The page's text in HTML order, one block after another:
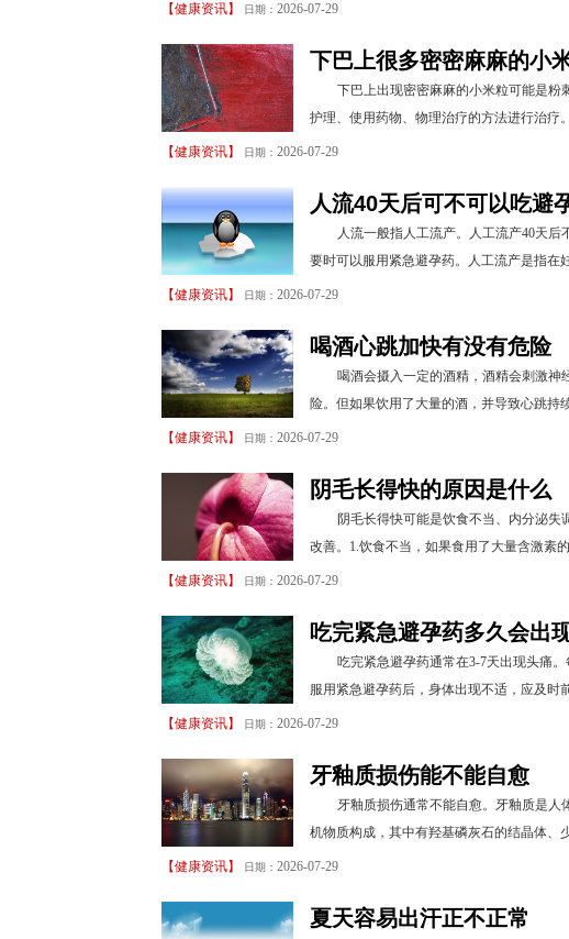
【健康资讯】 日期： 2026-07-29
下巴上很多密密麻麻的小
下巴上出现密密麻麻的小米粒可能是粉
护理、使用药物、物理治疗的方法进行治疗
【健康资讯】 日期： 2026-07-29
人流40天后可不可以吃避
人流一般指人工流产。人工流产40天
要时可以服用紧急避孕药。人工流产是指在
【健康资讯】 日期： 2026-07-29
喝酒心跳加快有没有危险
喝酒会摄入一定的酒精，酒精会刺激神
险。但如果饮用了大量的酒，并导致心跳持
【健康资讯】 日期： 2026-07-29
阴毛长得快的原因是什么
阴毛长得快可能是饮食不当、内分泌
改善。1.饮食不当，如果食用了大量含激素
【健康资讯】 日期： 2026-07-29
吃完紧急避孕药多久会出
吃完紧急避孕药通常在3-7天出现头痛
服用紧急避孕药后，身体出现不适，应及时
【健康资讯】 日期： 2026-07-29
牙釉质损伤能不能自愈
牙釉质损伤通常不能自愈。牙釉质是
机物质构成，其中有羟基磷灰石的结晶体、
【健康资讯】 日期： 2026-07-29
夏天容易出汗正不正常